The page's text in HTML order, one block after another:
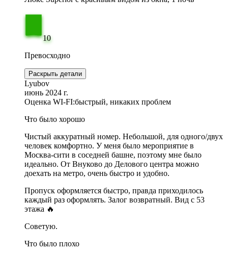
10
Превосходно
Раскрыть детали
Lyubov
июнь 2024 г.
Оценка WI-FI:быстрый, никаких проблем
Что было хорошо
Чистый аккуратный номер. Небольшой, для одного/двух
человек комфортно. У меня было мероприятие в
Москва-сити в соседней башне, поэтому мне было
идеально. От Внуково до Делового центра можно
доехать на метро, очень быстро и удобно.
Пропуск оформляется быстро, правда приходилось
каждый раз оформлять. Залог возвратный. Вид с 53
этажа 🔥
Советую.
Что было плохо